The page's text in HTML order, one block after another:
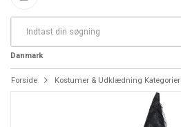
Fri Fragt fra 199 i
Danmark
Forside Kostumer & Udklædning Kategorier